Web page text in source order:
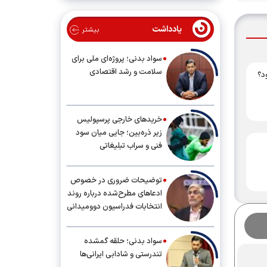
یادداشت بیشتر
سواد بدنی؛ پروژه‌ای ملی برای
سلامت و رشد اقتصادی
خریدهای خارجی پرسپولیس
زیر ذره‌بین؛ جایی میان سود
فنی و سراب تبلیغاتی
توضیحات ضروری در خصوص
ادعاهای مطرح‌شده درباره روند
انتخابات فدراسیون دوومیدانی
سواد بدنی؛ حلقه گمشده
تندرستی و شادابی ایرانی‌ها